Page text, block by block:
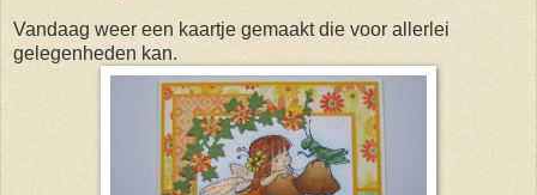
Vandaag weer een kaartje gemaakt die voor allerlei
gelegenheden kan.